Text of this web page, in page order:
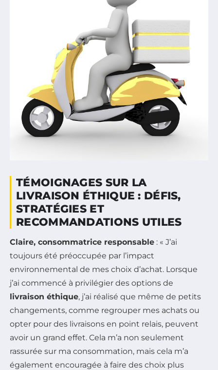
TÉMOIGNAGES SUR LA
LIVRAISON ÉTHIQUE : DÉFIS,
STRATÉGIES ET
RECOMMANDATIONS UTILES
Claire, consommatrice responsable : « J’ai
toujours été préoccupée par l’impact
environnemental de mes choix d’achat. Lorsque
j’ai commencé à privilégier des options de
livraison éthique, j’ai réalisé que même de petits
changements, comme regrouper mes achats ou
opter pour des livraisons en point relais, peuvent
avoir un grand effet. Cela m’a non seulement
rassurée sur ma consommation, mais cela m’a
également encouragée à faire des choix plus